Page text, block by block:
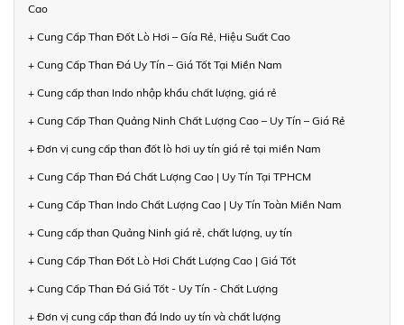
Cao
+ Cung Cấp Than Đốt Lò Hơi – Gía Rẻ, Hiệu Suất Cao
+ Cung Cấp Than Đá Uy Tín – Giá Tốt Tại Miền Nam
+ Cung cấp than Indo nhập khẩu chất lượng, giá rẻ
+ Cung Cấp Than Quảng Ninh Chất Lượng Cao – Uy Tín – Giá Rẻ
+ Đơn vị cung cấp than đốt lò hơi uy tín giá rẻ tại miền Nam
+ Cung Cấp Than Đá Chất Lượng Cao | Uy Tín Tại TPHCM
+ Cung Cấp Than Indo Chất Lượng Cao | Uy Tín Toàn Miền Nam
+ Cung cấp than Quảng Ninh giá rẻ, chất lượng, uy tín
+ Cung Cấp Than Đốt Lò Hơi Chất Lượng Cao | Giá Tốt
+ Cung Cấp Than Đá Giá Tốt - Uy Tín - Chất Lượng
+ Đơn vị cung cấp than đá Indo uy tín và chất lượng